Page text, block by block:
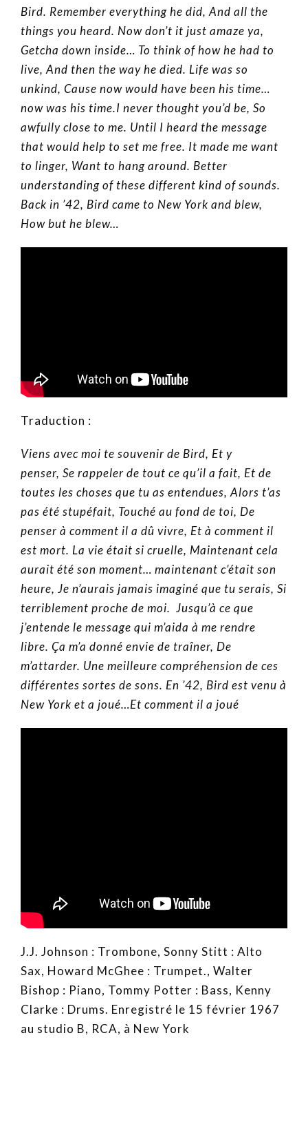
Bird. Remember everything he did, And all the
things you heard. Now don’t it just amaze ya,
Getcha down inside… To think of how he had to
live, And then the way he died. Life was so
unkind, Cause now would have been his time…
now was his time.I never thought you’d be, So
awfully close to me. Until I heard the message
that would help to set me free. It made me want
to linger, Want to hang around. Better
understanding of these different kind of sounds.
Back in ’42, Bird came to New York and blew,
How but he blew…
Traduction :
Viens avec moi te souvenir de Bird, Et y
penser, Se rappeler de tout ce qu’il a fait, Et de
toutes les choses que tu as entendues, Alors t’as
pas été stupéfait, Touché au fond de toi, De
penser à comment il a dû vivre, Et à comment il
est mort. La vie était si cruelle, Maintenant cela
aurait été son moment… maintenant c’était son
heure, Je n’aurais jamais imaginé que tu serais, Si
terriblement proche de moi. Jusqu’à ce que
j’entende le message qui m’aida à me rendre
libre. Ça m’a donné envie de traîner, De
m’attarder. Une meilleure compréhension de ces
différentes sortes de sons. En ’42, Bird est venu à
New York et a joué…Et comment il a joué
J.J. Johnson : Trombone, Sonny Stitt : Alto
Sax, Howard McGhee : Trumpet., Walter
Bishop : Piano, Tommy Potter : Bass, Kenny
Clarke : Drums. Enregistré le 15 février 1967
au studio B, RCA, à New York